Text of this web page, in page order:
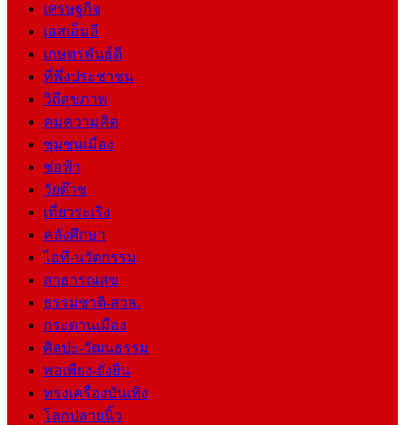
เศรษฐกิจ
เอสเอ็มอี
เกษตรพันธุ์ดี
ที่พึ่งประชาชน
วิถีสุขภาพ
คมความคิด
ชุมชนเมือง
ช่อฟ้า
วัยต๊าช
เที่ยวระเริง
คลังศึกษา
ไอที-นวัตกรรม
สาธารณสุข
ธรรมชาติ-สวล.
กระดานเมือง
ศิลปะ-วัฒนธรรม
พอเพียง-ยั่งยืน
ทรงเครื่องบันเทิง
โลกปลายนิ้ว